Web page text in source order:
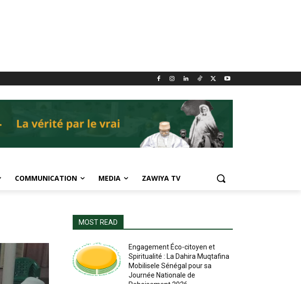
COMMUNICATION MEDIA ZAWIYA TV
MOST READ
Engagement Éco-citoyen et
Spiritualité : La Dahira Muqtafina
Mobilisele Sénégal pour sa
Journée Nationale de